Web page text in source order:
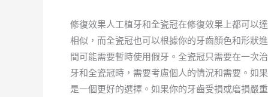
修復效果人工植牙和全瓷冠在修復效果上都可以
相似，而全瓷冠也可以根據你的牙齒顏色和形狀
間可能需要暫時使用假牙。全瓷冠只需要在一次
牙和全瓷冠時，需要考慮個人的情況和需要。如
是一個更好的選擇。如果你的牙齒受損或磨損嚴